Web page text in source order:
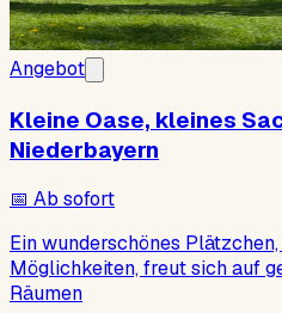
Angebot
Kleine Oase, kleines
Niederbayern
📅 Ab sofort
Ein wunderschönes
Möglichkeiten, freut sich auf
Räumen